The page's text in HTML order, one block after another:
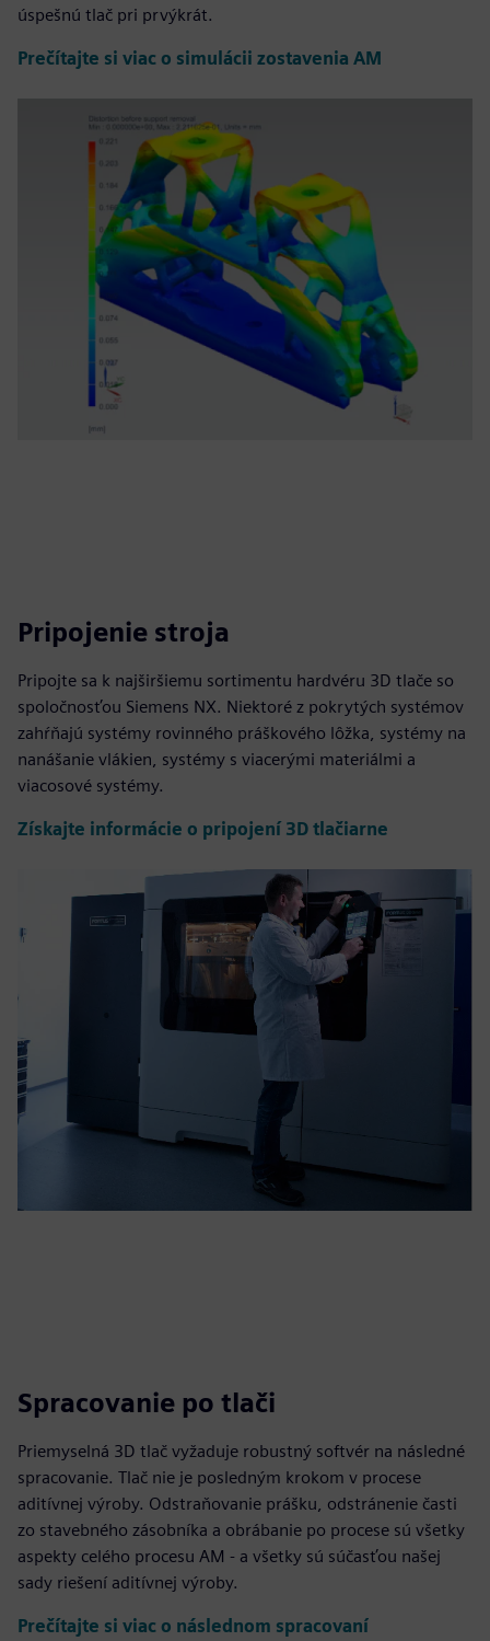
úspešnú tlač pri prvýkrát.
Prečítajte si viac o simulácii zostavenia AM
Pripojenie stroja
Pripojte sa k najširšiemu sortimentu hardvéru 3D tlače so
spoločnosťou Siemens NX. Niektoré z pokrytých systémov
zahŕňajú systémy rovinného práškového lôžka, systémy na
nanášanie vlákien, systémy s viacerými materiálmi a
viacosové systémy.
Získajte informácie o pripojení 3D tlačiarne
Spracovanie po tlači
Priemyselná 3D tlač vyžaduje robustný softvér na následné
spracovanie. Tlač nie je posledným krokom v procese
aditívnej výroby. Odstraňovanie prášku, odstránenie časti
zo stavebného zásobníka a obrábanie po procese sú všetky
aspekty celého procesu AM - a všetky sú súčasťou našej
sady riešení aditívnej výroby.
Prečítajte si viac o následnom spracovaní